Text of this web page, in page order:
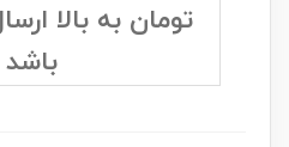
تومان به بالا
باشد